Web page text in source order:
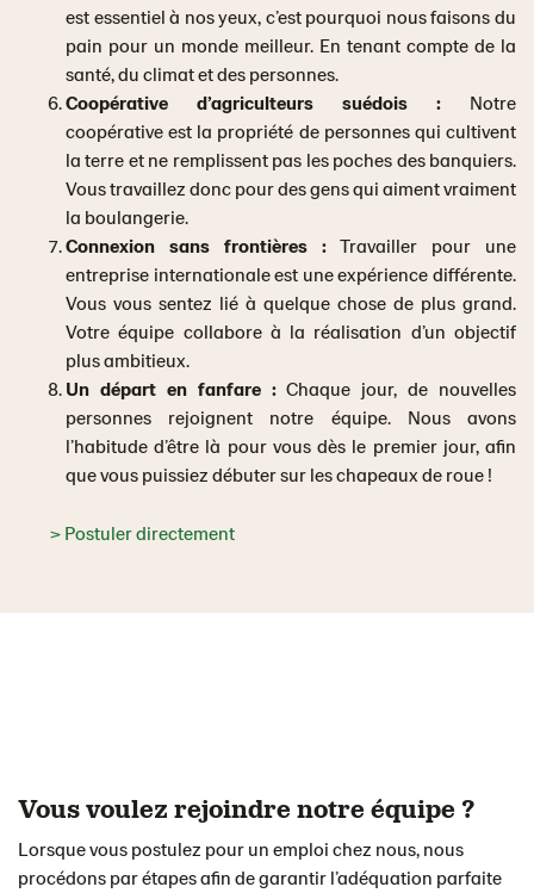
est essentiel à nos yeux, c’est pourquoi nous faisons du
pain pour un monde meilleur. En tenant compte de la
santé, du climat et des personnes.
Coopérative d’agriculteurs suédois : Notre
coopérative est la propriété de personnes qui cultivent
la terre et ne remplissent pas les poches des banquiers.
Vous travaillez donc pour des gens qui aiment vraiment
la boulangerie.
Connexion sans frontières :Travailler pour une
entreprise internationale est une expérience différente.
Vous vous sentez lié à quelque chose de plus grand.
Votre équipe collabore à la réalisation d’un objectif
plus ambitieux.
Un départ en fanfare :Chaque jour, de nouvelles
personnes rejoignent notre équipe. Nous avons
l’habitude d’être là pour vous dès le premier jour, afin
que vous puissiez débuter sur les chapeaux de roue !
> Postuler directement
Vous voulez rejoindre notre équipe ?
Lorsque vous postulez pour un emploi chez nous, nous
procédons par étapes afin de garantir l’adéquation parfaite